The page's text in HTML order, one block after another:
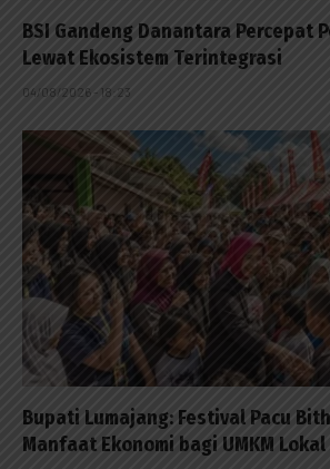
BSI Gandeng Danantara Percepat
Lewat Ekosistem Terintegrasi
04/08/2026 - 18:23
Bupati Lumajang: Festival Pacu
Manfaat Ekonomi bagi UMKM Lokal